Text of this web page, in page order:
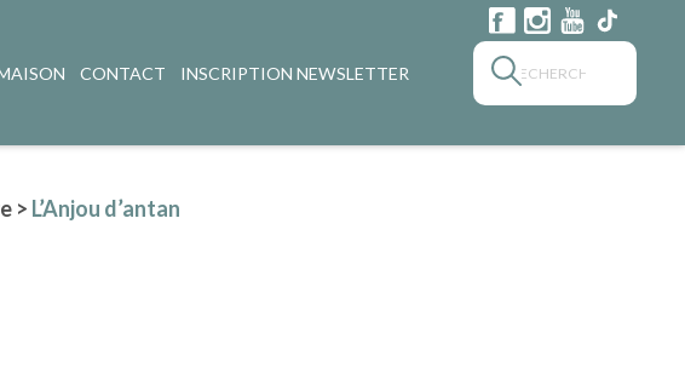
CONTACT INSCRIPTION NEWSLETTER
> L’Anjou d’antan